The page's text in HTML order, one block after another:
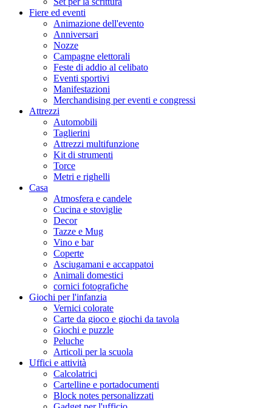
Fiere ed eventi
Animazione dell'evento
Anniversari
Nozze
Campagne elettorali
Feste di addio al celibato
Eventi sportivi
Manifestazioni
Merchandising per eventi e congressi
Attrezzi
Automobili
Taglierini
Attrezzi multifunzione
Kit di strumenti
Torce
Metri e righelli
Casa
Atmosfera e candele
Cucina e stoviglie
Decor
Tazze e Mug
Vino e bar
Coperte
Asciugamani e accappatoi
Animali domestici
cornici fotografiche
Giochi per l'infanzia
Vernici colorate
Carte da gioco e giochi da tavola
Giochi e puzzle
Peluche
Articoli per la scuola
Uffici e attività
Calcolatrici
Cartelline e portadocumenti
Block notes personalizzati